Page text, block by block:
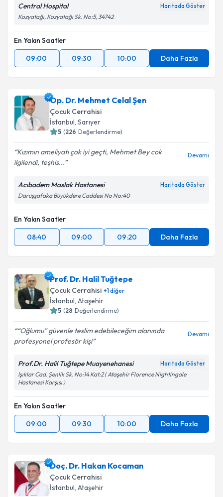
Central Hospital Haritada Göster
Kozyatağı, Kozyatağı Sk. No:5, 34742
En Yakın Saatler
09:00
09:30 10:00 Daha Fazla
Op. Dr. Mehmet Celal Şen
Çocuk Cerrahisi
İstanbul, Sarıyer
5 (226 Değerlendirme)
Kızımın ameliyatı çok iyi geçti, Mehmet Bey cok
ilgilendi, teşhis...
Devamı
Acıbadem Maslak Hastanesi Haritada Göster
Darüşşafaka Büyükdere Caddesi No No:40
En Yakın Saatler
08:40
09:00 09:20 Daha Fazla
Prof. Dr. Halil Tuğtepe
Çocuk Cerrahisi +1diğer
İstanbul, Ataşehir
5 (28 Değerlendirme)
“Oğlumu” güvenle teslim edebileceğim alanında
profesyonel profesör kişi
Devamı
Prof.Dr. Halil Tuğtepe Muayenehanesi Haritada Göster
Işıklar Cad. Şenlik Sk. No:14 Kat:2 ( Ataşehir Florence Nightingale
Hastanesi Karşısı )
En Yakın Saatler
09:00
09:30 10:00 Daha Fazla
Doç. Dr. Hakan Kocaman
Çocuk Cerrahisi
İstanbul, Ataşehir